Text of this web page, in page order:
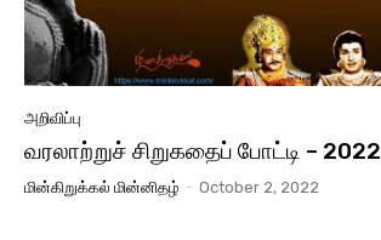
அறிவிப்பு
வரலாற்றுச் சிறுகதைப் போட்டி – 2022
மின்கிறுக்கல் மின்னிதழ் - October 2, 2022